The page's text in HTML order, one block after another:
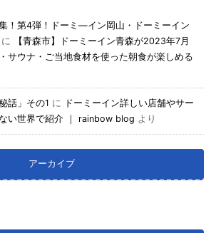
！第4弾！ドーミ―イン岡山・ドーミーイン
に
【青森市】ドーミーイン青森が2023年7月
サウナ・ご当地食材を使った朝食が楽しめる
話」その1 に
ドーミーイン詳しい店舗やサー
い世界で紹介 ｜ rainbow blog より
アーカイブ